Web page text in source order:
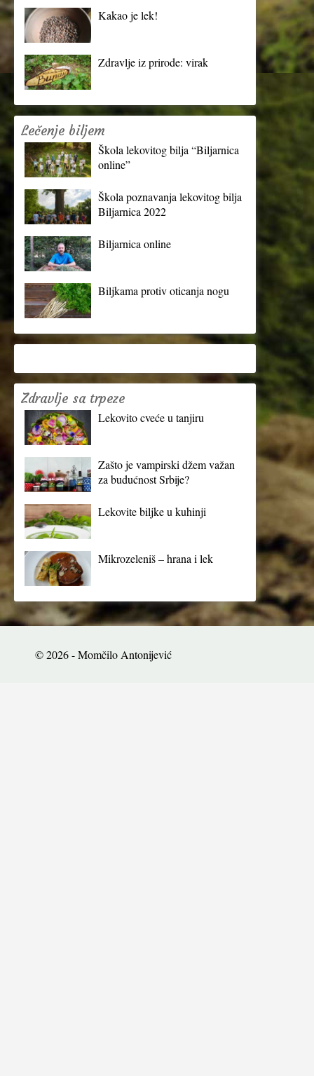
Kakao je lek!
Zdravlje iz prirode: virak
Lečenje biljem
Škola lekovitog bilja “Biljarnica
online”
Škola poznavanja lekovitog bilja
Biljarnica 2022
Biljarnica online
Biljkama protiv oticanja nogu
Zdravlje sa trpeze
Lekovito cveće u tanjiru
Zašto je vampirski džem važan
za budućnost Srbije?
Lekovite biljke u kuhinji
Mikrozeleniš – hrana i lek
© 2026 - Momčilo Antonijević